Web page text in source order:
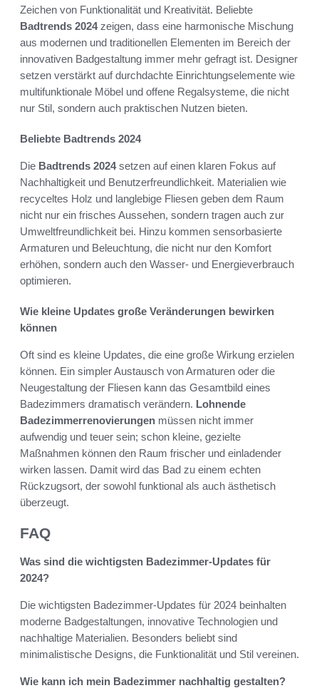
Zeichen von Funktionalität und Kreativität. Beliebte
Badtrends 2024zeigen, dass eine harmonische Mischung
aus modernen und traditionellen Elementen im Bereich der
innovativen Badgestaltung immer mehr gefragt ist. Designer
setzen verstärkt auf durchdachte Einrichtungselemente wie
multifunktionale Möbel und offene Regalsysteme, die nicht
nur Stil, sondern auch praktischen Nutzen bieten.
Beliebte Badtrends 2024
Die Badtrends 2024setzen auf einen klaren Fokus auf
Nachhaltigkeit und Benutzerfreundlichkeit. Materialien wie
recyceltes Holz und langlebige Fliesen geben dem Raum
nicht nur ein frisches Aussehen, sondern tragen auch zur
Umweltfreundlichkeit bei. Hinzu kommen sensorbasierte
Armaturen und Beleuchtung, die nicht nur den Komfort
erhöhen, sondern auch den Wasser- und Energieverbrauch
optimieren.
Wie kleine Updates große Veränderungen bewirken
können
Oft sind es kleine Updates, die eine große Wirkung erzielen
können. Ein simpler Austausch von Armaturen oder die
Neugestaltung der Fliesen kann das Gesamtbild eines
Badezimmers dramatisch verändern. Lohnende
Badezimmerrenovierungen müssen nicht immer
aufwendig und teuer sein; schon kleine, gezielte
Maßnahmen können den Raum frischer und einladender
wirken lassen. Damit wird das Bad zu einem echten
Rückzugsort, der sowohl funktional als auch ästhetisch
überzeugt.
FAQ
Was sind die wichtigsten Badezimmer-Updates für
2024?
Die wichtigsten Badezimmer-Updates für 2024 beinhalten
moderne Badgestaltungen, innovative Technologien und
nachhaltige Materialien. Besonders beliebt sind
minimalistische Designs, die Funktionalität und Stil vereinen.
Wie kann ich mein Badezimmer nachhaltig gestalten?